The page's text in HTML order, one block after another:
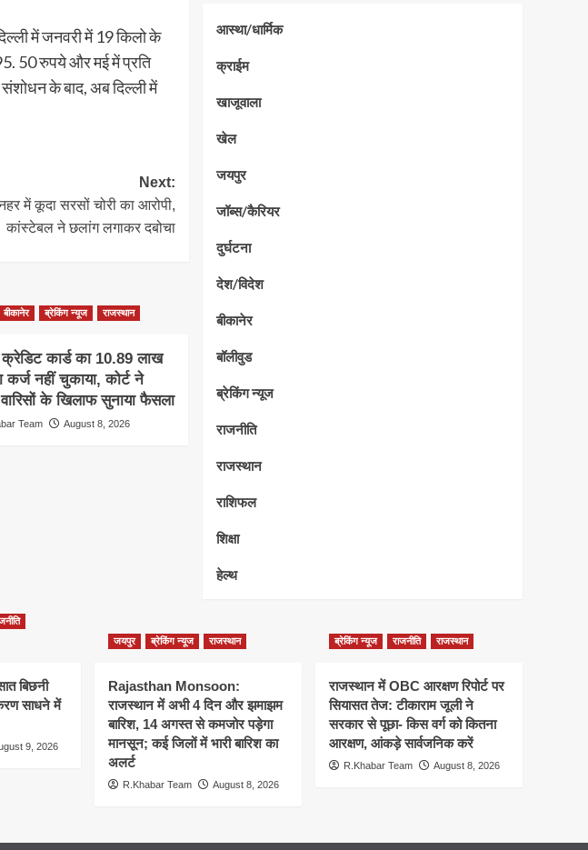
में जनवरी में 19 किलो के
50 रुपये और मई में प्रति
संशोधन के बाद, अब दिल्ली में
Next:
में कूदा सरसों चोरी का आरोपी,
कांस्टेबल ने छलांग लगाकर दबोचा
बीकानेर ब्रेकिंग न्यूज राजस्थान
कार्ड का 10.89 लाख
कर्ज नहीं चुकाया, कोर्ट ने
के खिलाफ सुनाया फैसला
Team August 8, 2026
आस्था/धार्मिक
क्राईम
खाजूवाला
खेल
जयपुर
जॉब्स/कैरियर
दुर्घटना
देश/विदेश
बीकानेर
बॉलीवुड
ब्रेकिंग न्यूज
राजनीति
राजस्थान
राशिफल
शिक्षा
हेल्थ
बिछनी
साधने में
9, 2026
जयपुर ब्रेकिंग न्यूज राजस्थान
Rajasthan Monsoon:
राजस्थान में अभी 4 दिन और झमाझम
बारिश, 14 अगस्त से कमजोर पड़ेगा
मानसून; कई जिलों में भारी बारिश का
अलर्ट
R.Khabar Team August 8, 2026
ब्रेकिंग न्यूज राजनीति राजस्थान
राजस्थान में OBC आरक्षण रिपोर्ट पर
सियासत तेज: टीकाराम जूली ने
सरकार से पूछा- किस वर्ग को कितना
आरक्षण, आंकड़े सार्वजनिक करें
R.Khabar Team August 8, 2026